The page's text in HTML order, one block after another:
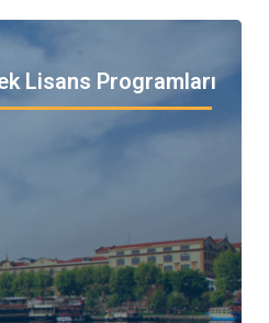
Lisans Programları